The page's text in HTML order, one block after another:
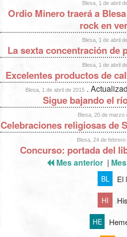
Blesa, 1 de abril
Ordio Minero traerá a
rock en
Blesa, 1 de abril
La sexta concentración de
Blesa, 1 de abril
Excelentes productos de
Blesa, 1 de abril de 2015 .
Sigue bajando el
Blesa, 20 de marzo
Celebraciones religiosas de
Blesa, 24 de febrero
Concurso: portada del
Mes anterior|
BL El
HI
HE